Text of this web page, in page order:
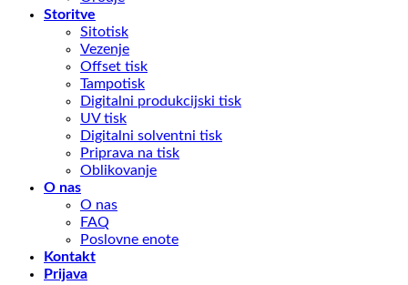
Storitve
Sitotisk
Vezenje
Offset tisk
Tampotisk
Digitalni produkcijski tisk
UV tisk
Digitalni solventni tisk
Priprava na tisk
Oblikovanje
O nas
O nas
FAQ
Poslovne enote
Kontakt
Prijava